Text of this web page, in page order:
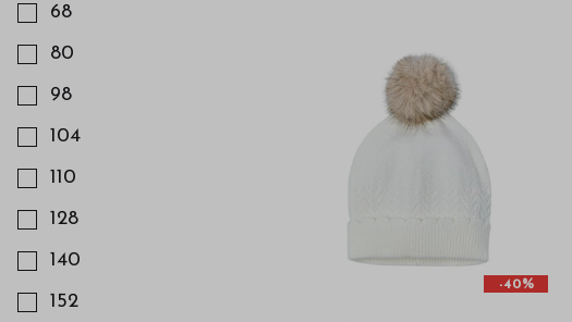
68
80
98
104
110
128
140
152
-40%